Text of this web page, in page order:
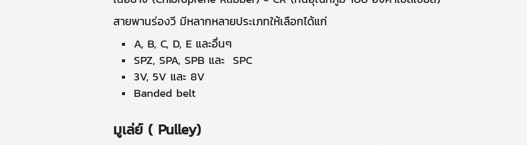
สายพานร่องวี มีหลากหลายประเภทให้เลือกได้แก่
A, B, C, D, E และอื่นๆ
SPZ, SPA, SPB และ SPC
3V, 5V และ 8V
Banded belt
มูเล่ย์ ( Pulley)